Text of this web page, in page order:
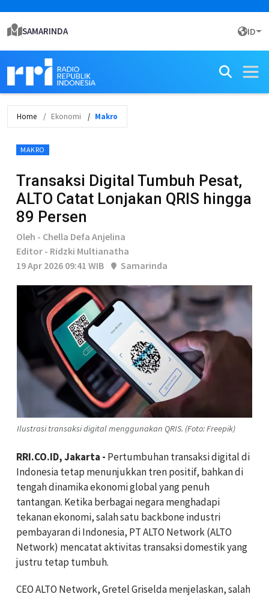
SAMARINDA ID
Home Ekonomi Makro
MAKRO
Transaksi Digital Tumbuh Pesat,
ALTO Catat Lonjakan QRIS hingga
89 Persen
Oleh - Chella Defa Anjelina
Editor - Ridzki Multianatha
19 Apr 2026 09:41 WIB
Samarinda
Ilustrasi transaksi digital menggunakan QRIS. (Foto: Freepik)
RRI.CO.ID, Jakarta - Pertumbuhan transaksi digital di
Indonesia tetap menunjukkan tren positif, bahkan di
tengah dinamika ekonomi global yang penuh
tantangan. Ketika berbagai negara menghadapi
tekanan ekonomi, salah satu backbone industri
pembayaran di Indonesia, PT ALTO Network (ALTO
Network) mencatat aktivitas transaksi domestik yang
justru tetap tumbuh.
CEO ALTO Network, Gretel Griselda menjelaskan, salah